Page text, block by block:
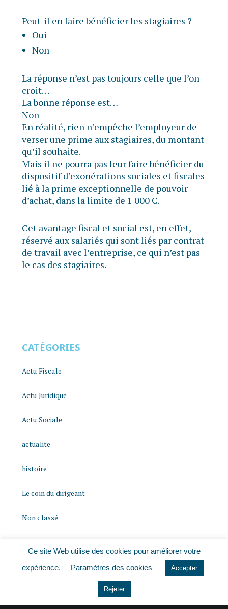
Peut-il en faire bénéficier les stagiaires ?
Oui
Non
La réponse n’est pas toujours celle que l’on
croit…
La bonne réponse est…
Non
En réalité, rien n’empêche l’employeur de
verser une prime aux stagiaires, du montant
qu’il souhaite.
Mais il ne pourra pas leur faire bénéficier du
dispositif d’exonérations sociales et fiscales
lié à la prime exceptionnelle de pouvoir
d’achat, dans la limite de 1 000 €.
Cet avantage fiscal et social est, en effet,
réservé aux salariés qui sont liés par contrat
de travail avec l’entreprise, ce qui n’est pas
le cas des stagiaires.
CATÉGORIES
Actu Fiscale
Actu Juridique
Actu Sociale
actualite
histoire
Le coin du dirigeant
Non classé
Ce site Web utilise des cookies pour améliorer votre
expérience.
Paramètres des cookies Accepter
Rejeter